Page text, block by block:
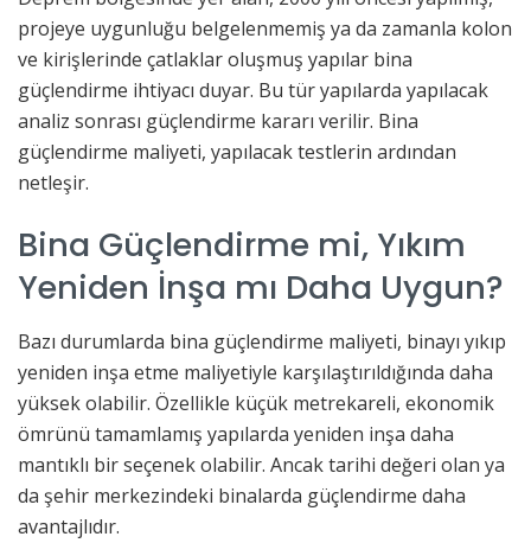
projeye uygunluğu belgelenmemiş ya da zamanla kolon
ve kirişlerinde çatlaklar oluşmuş yapılar bina
güçlendirme ihtiyacı duyar. Bu tür yapılarda yapılacak
analiz sonrası güçlendirme kararı verilir. Bina
güçlendirme maliyeti, yapılacak testlerin ardından
netleşir.
Bina Güçlendirme mi, Yıkım
Yeniden İnşa mı Daha Uygun?
Bazı durumlarda bina güçlendirme maliyeti, binayı yıkıp
yeniden inşa etme maliyetiyle karşılaştırıldığında daha
yüksek olabilir. Özellikle küçük metrekareli, ekonomik
ömrünü tamamlamış yapılarda yeniden inşa daha
mantıklı bir seçenek olabilir. Ancak tarihi değeri olan ya
da şehir merkezindeki binalarda güçlendirme daha
avantajlıdır.